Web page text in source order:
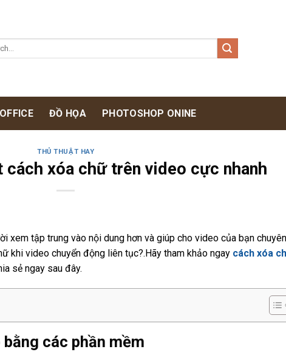
OFFICE ĐỒ HỌA PHOTOSHOP ONINE
THỦ THUẬT HAY
xóa chữ trên video cực nhanh
xem tập trung vào nội dung hơn và giúp cho video của bạn chuyên
khi video chuyển động liên tục?.Hãy tham khảo ngay cách xóa
sẻ ngay sau đây.
các phần mềm